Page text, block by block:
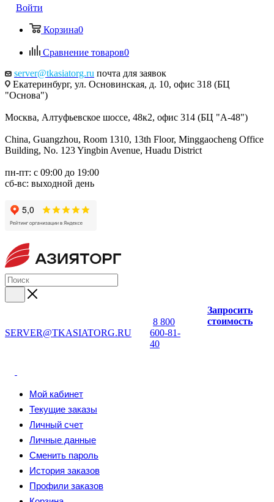
Войти
Корзина0
Сравнение товаров0
server@tkasiatorg.ru почта для заявок
Екатеринбург, ул. Основинская, д. 10, офис 318 (БЦ
"Основа")
Москва, Алтуфьевское шоссе, 48к2, офис 314 (БЦ "А-48")
China, Guangzhou, Room 1310, 13th Floor, Minggaocheng Office
Building, No. 123 Yingbin Avenue, Huadu District
пн-пт: с 09:00 до 19:00
сб-вс: выходной день
SERVER@TKASIATORG.RU
8 800
600-81-
40
Запросить
стоимость
Мой кабинет
Текущие заказы
Личный счет
Личные данные
Сменить пароль
История заказов
Профили заказов